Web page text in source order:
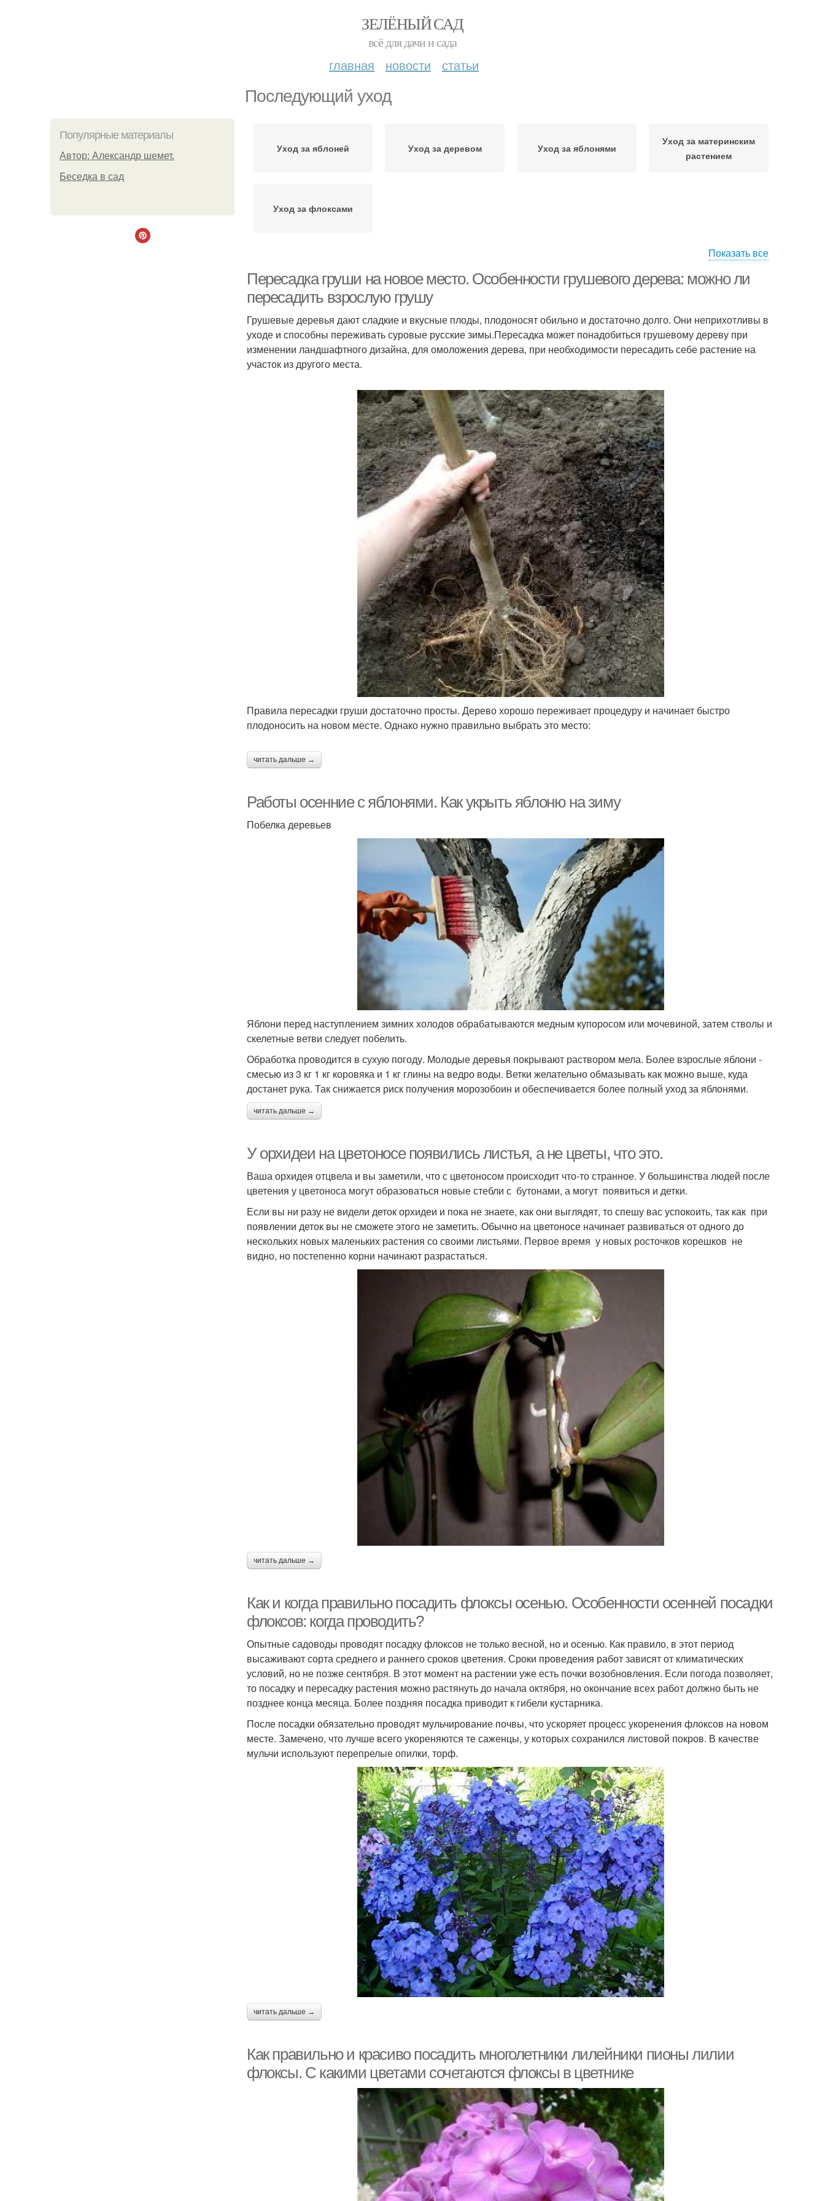
ЗЕЛЁНЫЙ САД
всё для дачи и сада
главная новости статьи
Последующий уход
Популярные материалы
Автор: Александр шемет.
Беседка в сад
Уход за яблоней Уход за деревом Уход за яблонями
Уход за материнским
растением
Уход за флоксами
Показать все
Пересадка груши на новое место. Особенности грушевого дерева: можно ли
пересадить взрослую грушу
Грушевые деревья дают сладкие и вкусные плоды, плодоносят обильно и достаточно долго. Они неприхотливы в
уходе и способны переживать суровые русские зимы.Пересадка может понадобиться грушевому дереву при
изменении ландшафтного дизайна, для омоложения дерева, при необходимости пересадить себе растение на
участок из другого места.
Правила пересадки груши достаточно просты. Дерево хорошо переживает процедуру и начинает быстро
плодоносить на новом месте. Однако нужно правильно выбрать это место:
читать дальше →
Работы осенние с яблонями. Как укрыть яблоню на зиму
Побелка деревьев
Яблони перед наступлением зимних холодов обрабатываются медным купоросом или мочевиной, затем стволы и
скелетные ветви следует побелить.
Обработка проводится в сухую погоду. Молодые деревья покрывают раствором мела. Более взрослые яблони -
смесью из 3 кг 1 кг коровяка и 1 кг глины на ведро воды. Ветки желательно обмазывать как можно выше, куда
достанет рука. Так снижается риск получения морозобоин и обеспечивается более полный уход за яблонями.
читать дальше →
У орхидеи на цветоносе появились листья, а не цветы, что это.
Ваша орхидея отцвела и вы заметили, что с цветоносом происходит что-то странное. У большинства людей после
цветения у цветоноса могут образоваться новые стебли с бутонами, а могут появиться и детки.
Если вы ни разу не видели деток орхидеи и пока не знаете, как они выглядят, то спешу вас успокоить, так как при
появлении деток вы не сможете этого не заметить. Обычно на цветоносе начинает развиваться от одного до
нескольких новых маленьких растения со своими листьями. Первое время у новых росточков корешков не
видно, но постепенно корни начинают разрастаться.
читать дальше →
Как и когда правильно посадить флоксы осенью. Особенности осенней посадки
флоксов: когда проводить?
Опытные садоводы проводят посадку флоксов не только весной, но и осенью. Как правило, в этот период
высаживают сорта среднего и раннего сроков цветения. Сроки проведения работ зависят от климатических
условий, но не позже сентября. В этот момент на растении уже есть почки возобновления. Если погода позволяет,
то посадку и пересадку растения можно растянуть до начала октября, но окончание всех работ должно быть не
позднее конца месяца. Более поздняя посадка приводит к гибели кустарника.
После посадки обязательно проводят мульчирование почвы, что ускоряет процесс укоренения флоксов на новом
месте. Замечено, что лучше всего укореняются те саженцы, у которых сохранился листовой покров. В качестве
мульчи используют перепрелые опилки, торф.
читать дальше →
Как правильно и красиво посадить многолетники лилейники пионы лилии
флоксы. С какими цветами сочетаются флоксы в цветнике